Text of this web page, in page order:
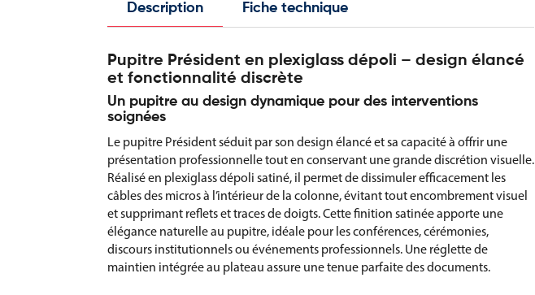
Description Fiche technique
Pupitre Président en plexiglass dépoli – design élancé
et fonctionnalité discrète
Un pupitre au design dynamique pour des interventions
soignées
Le pupitre Président séduit par son design élancé et sa capacité à offrir une
présentation professionnelle tout en conservant une grande discrétion visuelle.
Réalisé en plexiglass dépoli satiné, il permet de dissimuler efficacement les
câbles des micros à l’intérieur de la colonne, évitant tout encombrement visuel
et supprimant reflets et traces de doigts. Cette finition satinée apporte une
élégance naturelle au pupitre, idéale pour les conférences, cérémonies,
discours institutionnels ou événements professionnels. Une réglette de
maintien intégrée au plateau assure une tenue parfaite des documents.